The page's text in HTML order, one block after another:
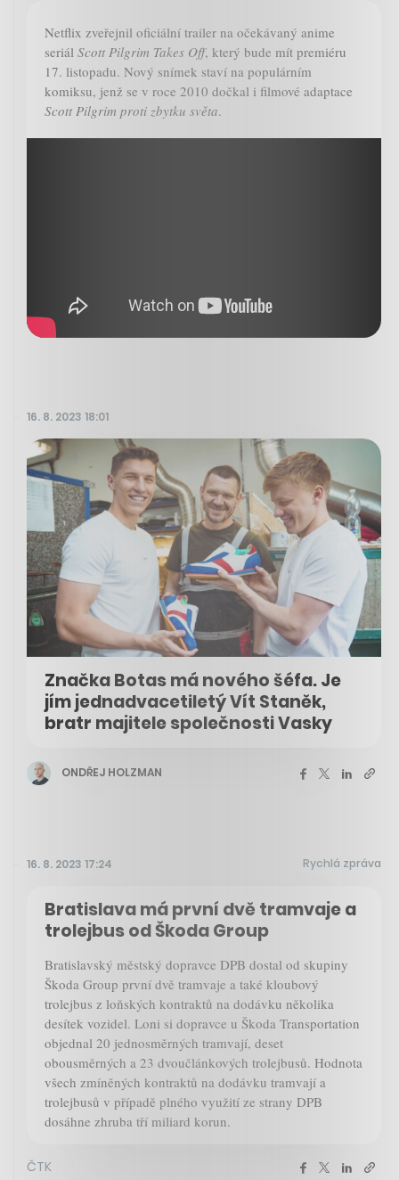
Netflix zveřejnil oficiální trailer na očekávaný anime
seriál Scott Pilgrim Takes Off, který bude mít premiéru
17. listopadu. Nový snímek staví na populárním
komiksu, jenž se v roce 2010 dočkal i filmové adaptace
Scott Pilgrim proti zbytku světa.
16. 8. 2023 18:01
Značka Botas má nového šéfa. Je
jím jednadvacetiletý Vít Staněk,
bratr majitele společnosti Vasky
ONDŘEJ HOLZMAN
16. 8. 2023 17:24 Rychlá zpráva
Bratislava má první dvě tramvaje a
trolejbus od Škoda Group
Bratislavský městský dopravce DPB dostal od skupiny
Škoda Group první dvě tramvaje a také kloubový
trolejbus z loňských kontraktů na dodávku několika
desítek vozidel. Loni si dopravce u Škoda Transportation
objednal 20 jednosměrných tramvají, deset
obousměrných a 23 dvoučlánkových trolejbusů. Hodnota
všech zmíněných kontraktů na dodávku tramvají a
trolejbusů v případě plného využití ze strany DPB
dosáhne zhruba tří miliard korun.
ČTK